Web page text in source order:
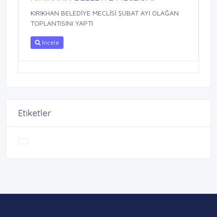
KIRIKHAN BELEDİYE MECLİSİ ŞUBAT AYI OLAĞAN
TOPLANTISINI YAPTI
İncele
Etiketler